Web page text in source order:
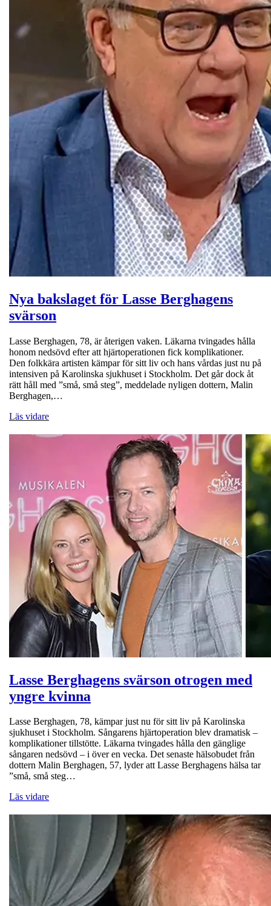
Nya bakslaget för Lasse Berghagens
svärson
Lasse Berghagen, 78, är återigen vaken. Läkarna tvingades hålla
honom nedsövd efter att hjärtoperationen fick komplikationer.
Den folkkära artisten kämpar för sitt liv och hans vårdas just nu på
intensiven på Karolinska sjukhuset i Stockholm. Det går dock åt
rätt håll med ”små, små steg”, meddelade nyligen dottern, Malin
Berghagen,…
Läs vidare
Lasse Berghagens svärson otrogen med
yngre kvinna
Lasse Berghagen, 78, kämpar just nu för sitt liv på Karolinska
sjukhuset i Stockholm. Sångarens hjärtoperation blev dramatisk –
komplikationer tillstötte. Läkarna tvingades hålla den gänglige
sångaren nedsövd – i över en vecka. Det senaste hälsobudet från
dottern Malin Berghagen, 57, lyder att Lasse Berghagens hälsa tar
”små, små steg…
Läs vidare